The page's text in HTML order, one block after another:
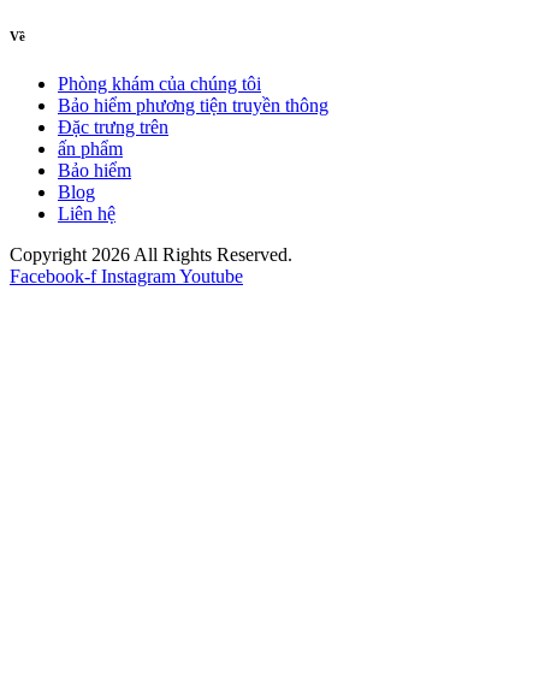
Về
Phòng khám của chúng tôi
Bảo hiểm phương tiện truyền thông
Đặc trưng trên
ấn phẩm
Bảo hiểm
Blog
Liên hệ
Copyright 2026 All Rights Reserved.
Facebook-f InstagramYoutube